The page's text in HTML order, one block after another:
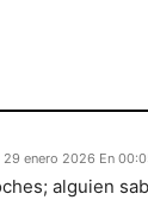
29 enero 2026 En
alguien